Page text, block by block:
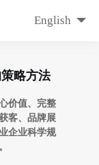
English
略方法
价值、完整
客、品牌展
企业科学规